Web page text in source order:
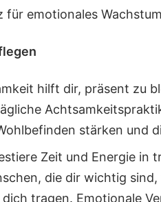
für emotionales
hilft dir, präsent zu
stärken und
Zeit und Energie in
die dir wichtig
tragen. Emotionale